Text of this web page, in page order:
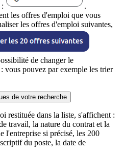
.
les offres d'emploi que vous
les offres d'emploi suivantes,
de changer le
vous pouvez par exemple les trier
de votre recherche
restituée dans la liste, s'affichent :
travail, la nature du contrat et la
l'entreprise si précisé, les 200
du poste, la date de